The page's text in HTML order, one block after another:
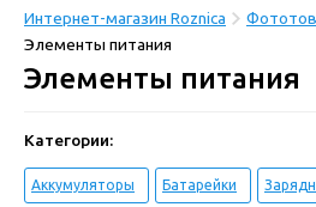
Интернет-магазин Roznica
Элементы питания
Элементы питания
Категории:
Аккумуляторы Батарейки